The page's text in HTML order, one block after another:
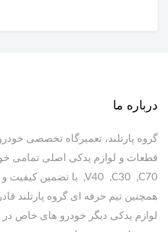
درباره ما
گروه پارتلند، تعمیرگاه تخصصی
,V40 ,C30 ,C70 با تضمین کیفیت و بهترین قیمت می‌باشد.
همچنین تیم حرفه ای گروه پارتلند
لوازم یدکی دیگر خودرو های خاص